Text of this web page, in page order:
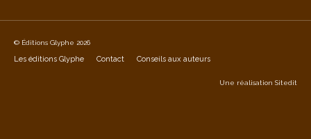
© Éditions Glyphe 2026
Les éditions Glyphe Contact Conseils aux auteurs
Une réalisation Sitedit